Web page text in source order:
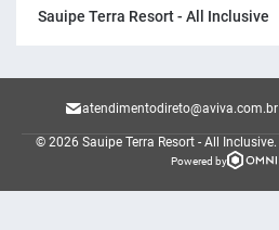
Sauipe Terra Resort - All Inclusive
atendimentodireto@aviva.com.br
© 2026 Sauipe Terra Resort - All Inclusive.
Powered by